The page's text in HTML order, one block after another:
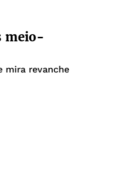
meio-
mira revanche